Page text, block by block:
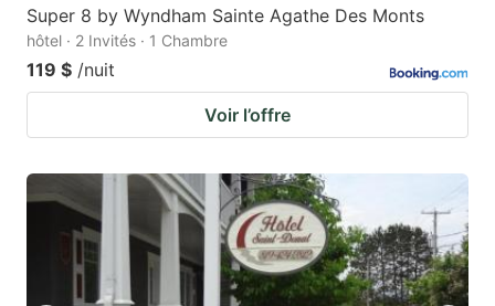
Super 8 by Wyndham Sainte Agathe Des Monts
hôtel · 2 Invités · 1 Chambre
119 $ /nuit
Voir l’offre